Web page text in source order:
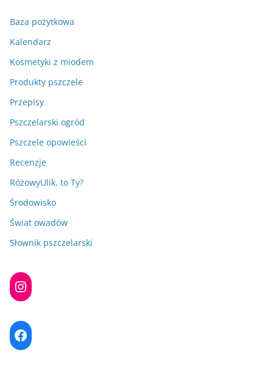
Baza pożytkowa
Kalendarz
Kosmetyki z miodem
Produkty pszczele
Przepisy
Pszczelarski ogród
Pszczele opowieści
Recenzje
RóżowyUlik, to Ty?
Środowisko
Świat owadów
Słownik pszczelarski
Instagram
Facebook